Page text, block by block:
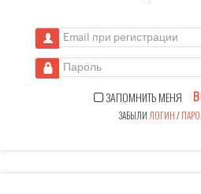
Email при регистрации
Пароль
ЗАПОМНИТЬ МЕНЯ
ЗАБЫЛИ ЛОГИН/